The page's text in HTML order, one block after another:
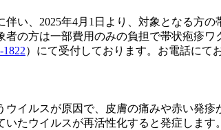
い、2025年4月1日より、対象となる方
者の方は一部費用のみの負担で帯状疱疹
1822）にて受付しております。お電話にて
ウイルスが原因で、皮膚の痛みや赤い発
たウイルスが再活性化すると発症しま